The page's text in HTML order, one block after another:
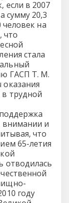
если в 2007
сумму 20,3
человек на
что
стала
ГАСП Т. М.
трудной
внимании и
что
65-летия
отводилась
году